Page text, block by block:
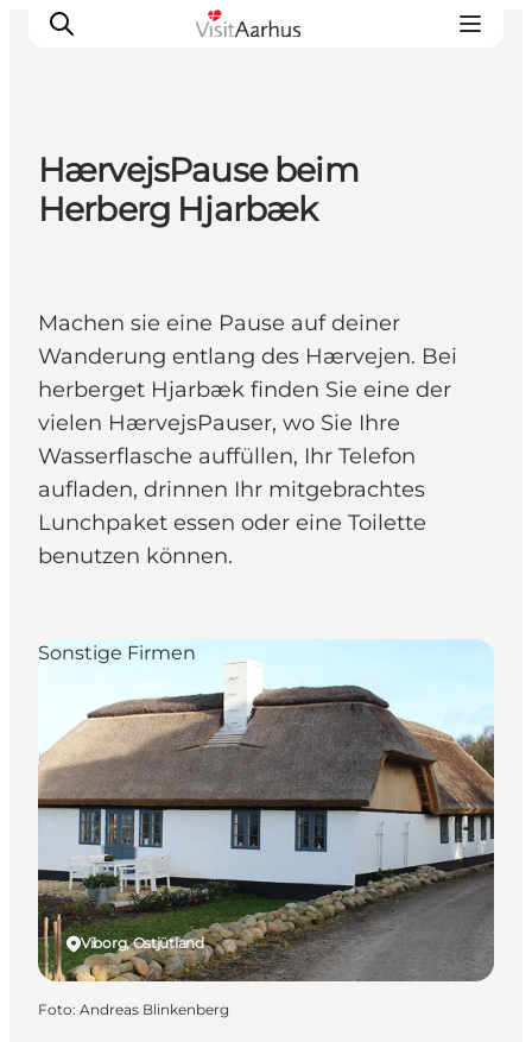
Sehen und erleben
Veranstaltungen
Transport
HærvejsPause beim
Herberg Hjarbæk
Machen sie eine Pause auf deiner
Wanderung entlang des Hærvejen. Bei
herberget Hjarbæk finden Sie eine der
vielen HærvejsPauser, wo Sie Ihre
Wasserflasche auffüllen, Ihr Telefon
aufladen, drinnen Ihr mitgebrachtes
Lunchpaket essen oder eine Toilette
benutzen können.
Viborg, Ostjütland
Sonstige Firmen
Foto: Andreas Blinkenberg